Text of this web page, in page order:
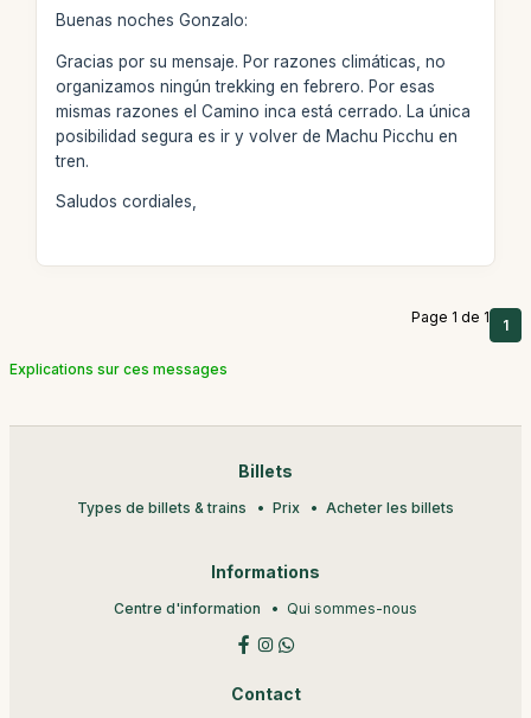
Buenas noches Gonzalo:
Gracias por su mensaje. Por razones climáticas, no
organizamos ningún trekking en febrero. Por esas
mismas razones el Camino inca está cerrado. La única
posibilidad segura es ir y volver de Machu Picchu en
tren.
Saludos cordiales,
Page 1 de 1 1
Explications sur ces messages
Billets
Types de billets & trains Prix Acheter les billets
Informations
Centre d'information Qui sommes-nous
Contact